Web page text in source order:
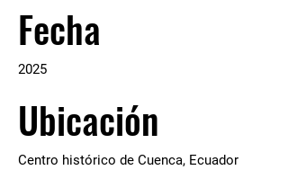
Fecha
2025
Ubicación
Centro histórico de Cuenca, Ecuador